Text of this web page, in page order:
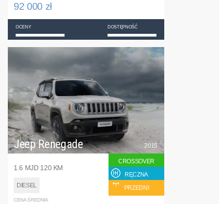
92 000 zł
OCENY DOSTĘPNOŚĆ
Jeep Renegade
1.6 MJD 120 KM
DIESEL
2015
CROSSOVER
RĘCZNA
PRZEDNI
CENA ŚREDNIA